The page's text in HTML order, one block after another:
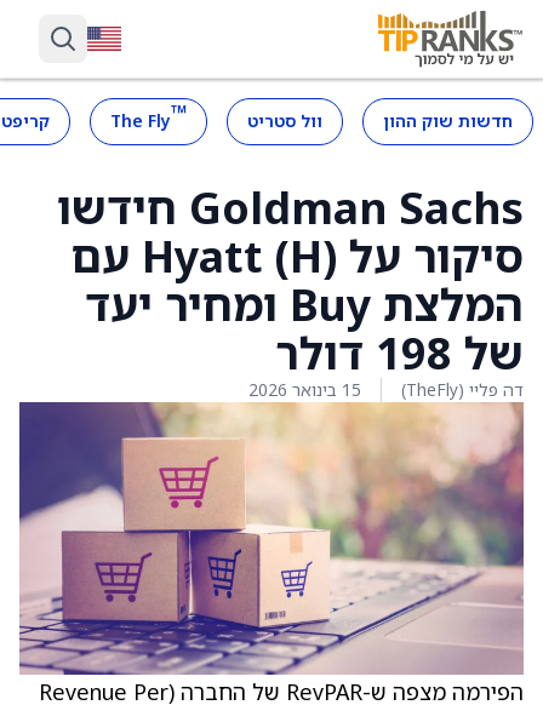
חדשות שוק ההון וול סטריט ™
The Fly
Goldman Sachs חידשו
סיקור על Hyatt (H) עם
המלצת Buy ומחיר יעד
של 198 דולר
דה פליי (TheFly) 15 בינואר 2026
הפירמה מצפה ש-RevPAR של החברה (Revenue Per